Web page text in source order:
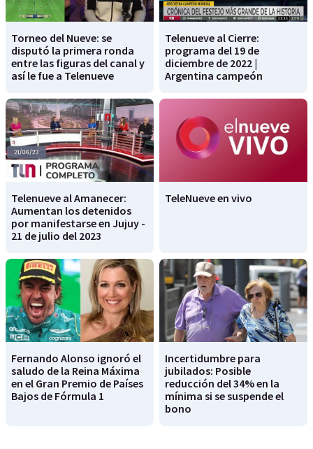
Torneo del Nueve: se
disputó la primera ronda
entre las figuras del canal y
así le fue a Telenueve
Telenueve al Cierre:
programa del 19 de
diciembre de 2022 |
Argentina campeón
Telenueve al Amanecer:
Aumentan los detenidos
por manifestarse en Jujuy -
21 de julio del 2023
TeleNueve en vivo
Fernando Alonso ignoró el
saludo de la Reina Máxima
en el Gran Premio de Países
Bajos de Fórmula 1
Incertidumbre para
jubilados: Posible
reducción del 34% en la
mínima si se suspende el
bono